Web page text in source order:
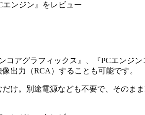
アグラフィックス』、『PCエンジ
出力（RCA）することも可能です。
け。別途電源なども不要で、そのま